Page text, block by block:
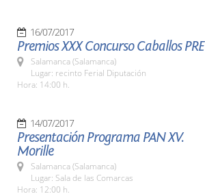
16/07/2017
Premios XXX Concurso Caballos PRE
Salamanca (Salamanca)
Lugar: recinto Ferial Diputación
Hora: 14:00 h.
14/07/2017
Presentación Programa PAN XV.
Morille
Salamanca (Salamanca)
Lugar: Sala de las Comarcas
Hora: 12:00 h.